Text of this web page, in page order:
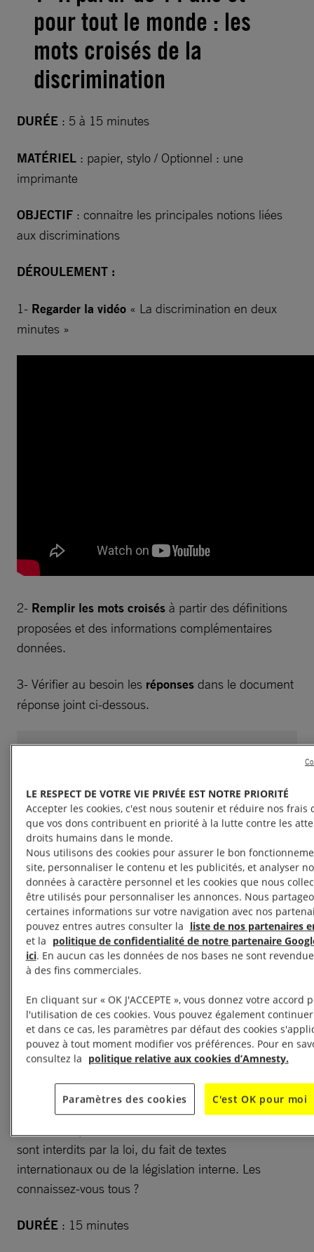
pour tout le monde : les
mots croisés de la
discrimination
DURÉE : 5 à 15 minutes
MATÉRIEL : papier, stylo / Optionnel : une
imprimante
OBJECTIF : connaitre les principales notions liées
aux discriminations
DÉROULEMENT :
1- Regarder la vidéo « La discrimination en deux
minutes »
2- Remplir les mots croisés à partir des définitions
proposées et des informations complémentaires
données.
3- Vérifier au besoin les réponses dans le document
réponse joint ci-dessous.
UTILES
Mots croisés (PDF, 116,99 Ko)
Solution mots croisés (PDF, 100,35 Ko)
2- À partir de 14 ans et
pour tout le monde :
Points à relier : Critères
de discriminations
interdits légalement
sont interdits par la loi, du fait de textes
internationaux ou de la législation interne. Les
connaissez-vous tous ?
DURÉE : 15 minutes
LE RESPECT DE VOTRE VIE PRIVÉE EST NOTRE PRIORITÉ
Accepter les cookies, c'est nous soutenir et réduire nos frais
que vos dons contribuent en priorité à la lutte contre les
droits humains dans le monde.
Nous utilisons des cookies pour assurer le bon
site, personnaliser le contenu et les publicités, et analyser
données à caractère personnel et les cookies que nous
être utilisés pour personnaliser les annonces. Nous
certaines informations sur votre navigation avec nos
pouvez entres autres consulter la liste de nos partenaires
et la politique de confidentialité de notre partenaire
ici. En aucun cas les données de nos bases ne sont
à des fins commerciales.
En cliquant sur « OK J'ACCEPTE », vous donnez votre accord
l'utilisation de ces cookies. Vous pouvez également
et dans ce cas, les paramètres par défaut des cookies
pouvez à tout moment modifier vos préférences. Pour en
consultez la politique relative aux cookies d’Amnesty.
Paramètres des cookies C'est OK pour moi